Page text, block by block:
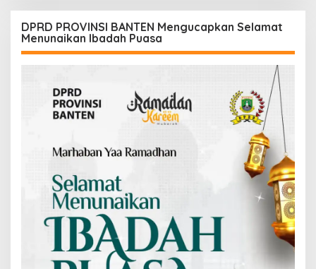
DPRD PROVINSI BANTEN Mengucapkan Selamat
Menunaikan Ibadah Puasa